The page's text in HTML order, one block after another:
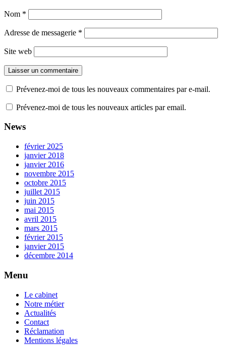
Nom *
Adresse de messagerie *
Site web
Prévenez-moi de tous les nouveaux commentaires par e-mail.
Prévenez-moi de tous les nouveaux articles par email.
News
février 2025
janvier 2018
janvier 2016
novembre 2015
octobre 2015
juillet 2015
juin 2015
mai 2015
avril 2015
mars 2015
février 2015
janvier 2015
décembre 2014
Menu
Le cabinet
Notre métier
Actualités
Contact
Réclamation
Mentions légales